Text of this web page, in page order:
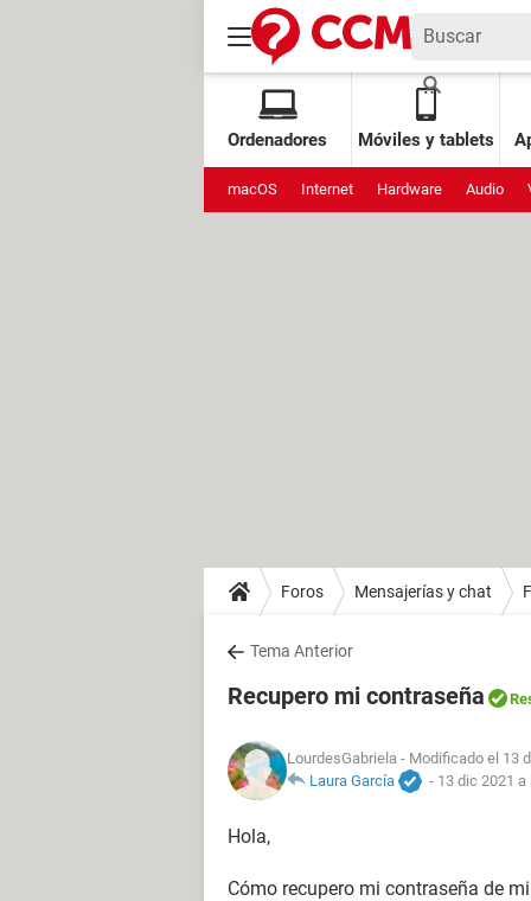
Ordenadores Móviles y tablets
macOS Internet Hardware Audio
Foros Mensajerías y chat
Tema Anterior
Recupero mi contraseña
LourdesGabriela - Modificado el 13
Laura García
- 13 dic 2021 a
Hola,
Cómo recupero mi contraseña de mi